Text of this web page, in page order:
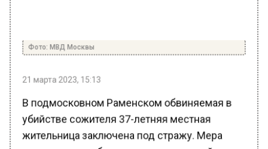
убийстве сожителя 37-летняя местная
жительница заключена под стражу. Мера
пресечения выбрана судом по ходатайству